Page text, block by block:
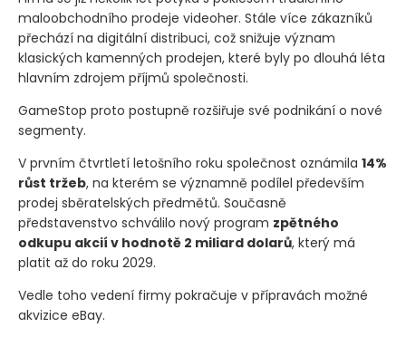
maloobchodního prodeje videoher. Stále více zákazníků
přechází na digitální distribuci, což snižuje význam
klasických kamenných prodejen, které byly po dlouhá léta
hlavním zdrojem příjmů společnosti.
GameStop proto postupně rozšiřuje své podnikání o nové
segmenty.
V prvním čtvrtletí letošního roku společnost oznámila 14%
růst tržeb, na kterém se významně podílel především
prodej sběratelských předmětů. Současně
představenstvo schválilo nový program zpětného
odkupu akcií v hodnotě 2 miliard dolarů, který má
platit až do roku 2029.
Vedle toho vedení firmy pokračuje v přípravách možné
akvizice eBay.